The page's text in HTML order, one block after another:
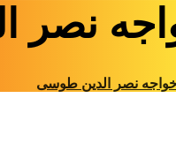
نصر
نصر الدین طوسی